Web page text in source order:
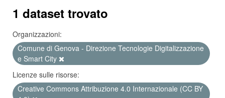
1 dataset trovato
Organizzazioni:
Comune di Genova - Direzione Tecnologie Digitalizzazione
e Smart City
Licenze sulle risorse:
Creative Commons Attribuzione 4.0 Internazionale (CC BY